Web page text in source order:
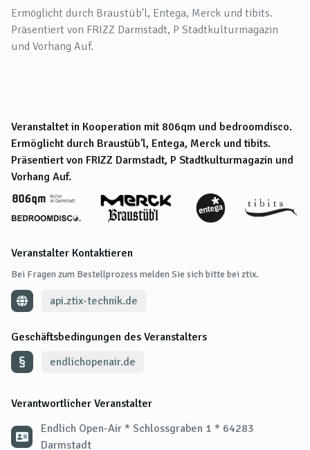
Ermöglicht durch Braustüb'l, Entega, Merck und tibits.
Präsentiert von FRIZZ Darmstadt, P Stadtkulturmagazin
und Vorhang Auf.
Veranstaltet in Kooperation mit 806qm und bedroomdisco.
Ermöglicht durch Braustüb'l, Entega, Merck und tibits.
Präsentiert von FRIZZ Darmstadt, P Stadtkulturmagazin und
Vorhang Auf.
Veranstalter Kontaktieren
Bei Fragen zum Bestellprozess melden Sie sich bitte bei ztix.
api.ztix-technik.de
Geschäftsbedingungen des Veranstalters
endlichopenair.de
Verantwortlicher Veranstalter
Endlich Open-Air * Schlossgraben 1 * 64283
Darmstadt